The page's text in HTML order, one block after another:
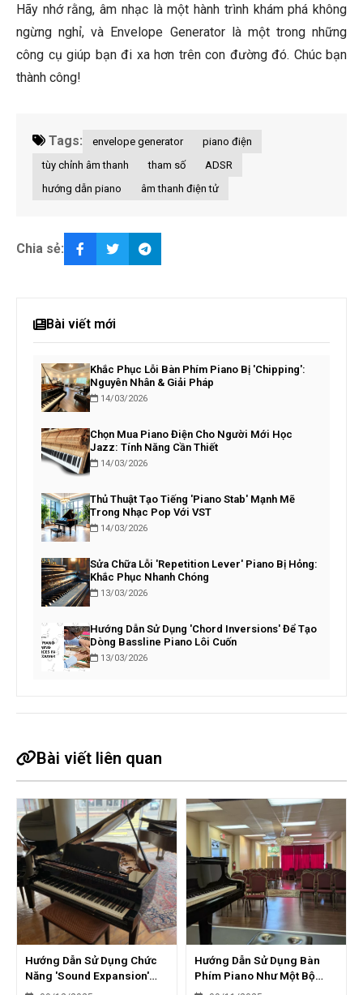
Hãy nhớ rằng, âm nhạc là một hành trình khám phá không
ngừng nghỉ, và Envelope Generator là một trong những
công cụ giúp bạn đi xa hơn trên con đường đó. Chúc bạn
thành công!
Tags: envelope generator
piano điện
tùy chỉnh âm thanh
tham số
ADSR
hướng dẫn piano
âm thanh điện tử
Chia sẻ:
Bài viết mới
Khắc Phục Lỗi Bàn Phím Piano Bị 'Chipping':
Nguyên Nhân & Giải Pháp
14/03/2026
Chọn Mua Piano Điện Cho Người Mới Học
Jazz: Tính Năng Cần Thiết
14/03/2026
Thủ Thuật Tạo Tiếng 'Piano Stab' Mạnh Mẽ
Trong Nhạc Pop Với VST
14/03/2026
Sửa Chữa Lỗi 'Repetition Lever' Piano Bị Hỏng:
Khắc Phục Nhanh Chóng
13/03/2026
Hướng Dẫn Sử Dụng 'Chord Inversions' Để Tạo
Dòng Bassline Piano Lôi Cuốn
13/03/2026
Bài viết liên quan
Hướng Dẫn Sử Dụng Chức
Năng 'Sound Expansion'
Trên Piano Điện: Tăng
Hướng Dẫn Sử Dụng Bàn
Phím Piano Như Một Bộ
Sampler Chuyên Nghiệp